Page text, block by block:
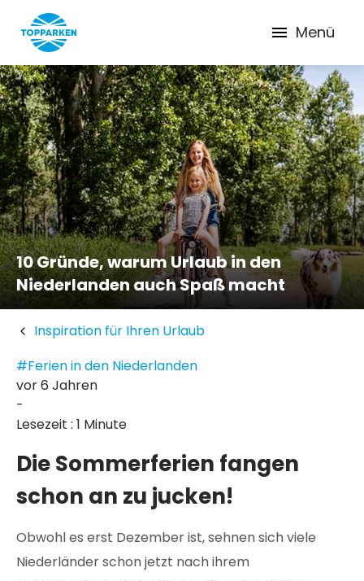
Menü
10 Gründe, warum Urlaub in den
Niederlanden auch Spaß macht
Inspiration für Ihren Urlaub
#Ferien in den Niederlanden
vor 6 Jahren
-
Lesezeit : 1 Minute
Die Sommerferien fangen
schon an zu jucken!
Obwohl es erst Dezember ist, sehnen sich viele
Niederländer schon jetzt nach ihrem